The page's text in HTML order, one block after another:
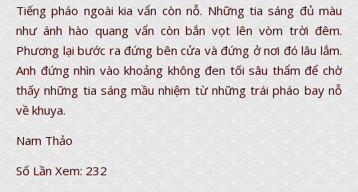
Tiếng pháo ngoài kia vẩn còn nỗ. Những tia sáng đủ màu
như ánh hào quang vẩn còn bắn vọt lên vòm trời đêm.
Phương lại bước ra đứng bên cửa và đứng ở nơi đó lâu lắm.
Anh đứng nhìn vào khoảng không đen tối sâu thẩm để chờ
thấy những tia sáng mầu nhiệm từ những trái pháo bay nỗ
về khuya.
Nam Thảo
Số Lần Xem: 232